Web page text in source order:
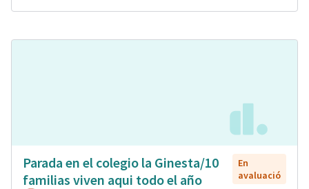
Parada en el colegio la Ginesta/10
familias viven aqui todo el año
En
avaluació